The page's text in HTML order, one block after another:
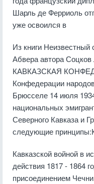
Шарль де Ферриоль
уже освоился в
Из книги
АбвераавтораСоцков
КАВКАЗСКАЯ
Конфедерации
Брюсселе 14 июля
национальных
Северного Кавказа и
следующие
Кавказской войной в
действия 1817 - 1864
присоединением